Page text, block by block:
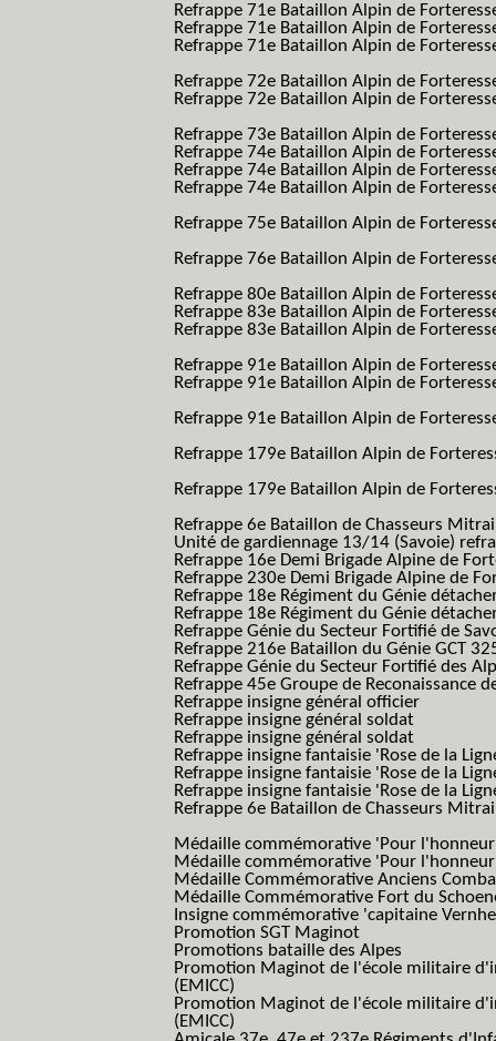
Refrappe 71e Bataillon Alpin de
Refrappe 71e Bataillon Alpin de
Refrappe 71e Bataillon Alpin de
Refrappe 72e Bataillon Alpin de
Refrappe 72e Bataillon Alpin de
Refrappe 73e Bataillon Alpin de
Refrappe 74e Bataillon Alpin de
Refrappe 74e Bataillon Alpin de
Refrappe 74e Bataillon Alpin de
Refrappe 75e Bataillon Alpin de
Refrappe 76e Bataillon Alpin de
Refrappe 80e Bataillon Alpin de
Refrappe 83e Bataillon Alpin de
Refrappe 83e Bataillon Alpin de
Refrappe 91e Bataillon Alpin de
Refrappe 91e Bataillon Alpin de
Refrappe 91e Bataillon Alpin de
Refrappe 179e Bataillon Alpin de
Refrappe 179e Bataillon Alpin de
Refrappe 6e Bataillon de Chasseurs
Unité de gardiennage 13/14 (Savoie)
Refrappe 16e Demi Brigade Alpine de
Refrappe 230e Demi Brigade Alpine de
Refrappe 18e Régiment du Génie
Refrappe 18e Régiment du Génie
Refrappe Génie du Secteur Fortifié de
Refrappe 216e Bataillon du Génie GCT
Refrappe Génie du Secteur Fortifié des
Refrappe 45e Groupe de Reconaissance
Refrappe insigne général officier
Refrappe insigne général soldat
Refrappe insigne général soldat
Refrappe insigne fantaisie 'Rose de la
Refrappe insigne fantaisie 'Rose de la
Refrappe insigne fantaisie 'Rose de la
Refrappe 6e Bataillon de Chasseurs
Médaille commémorative 'Pour
Médaille commémorative 'Pour
Médaille Commémorative Anciens
Médaille Commémorative Fort du
Insigne commémorative 'capitaine
Promotion SGT Maginot
Promotions bataille des Alpes
Promotion Maginot de l'école militaire
(EMICC)
Promotion Maginot de l'école militaire
(EMICC)